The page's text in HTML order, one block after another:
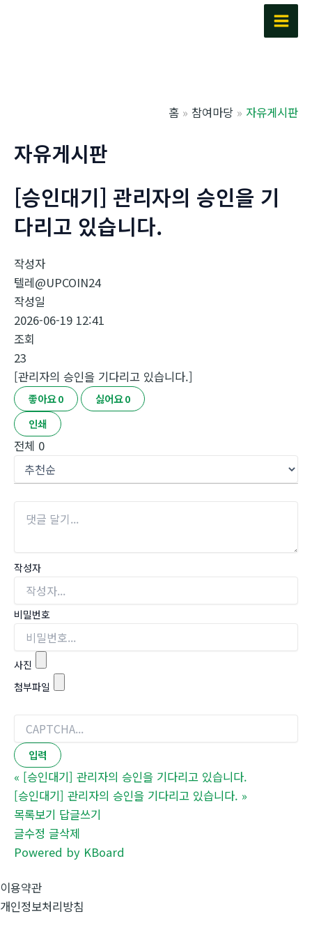
Main
홈 참여마당 자유게시판
자유게시판
[승인대기] 관리자의 승인을 기
다리고 있습니다.
작성자
텔레@UPCOIN24
작성일
2026-06-19 12:41
조회
23
[관리자의 승인을 기다리고 있습니다.]
좋아요0 싫어요0
인쇄
전체 0
작성자
비밀번호
사진
첨부파일
« [승인대기] 관리자의 승인을 기다리고 있습니다.
[승인대기] 관리자의 승인을 기다리고 있습니다. »
목록보기 답글쓰기
글수정 글삭제
Powered by KBoard
이용약관
개인정보처리방침